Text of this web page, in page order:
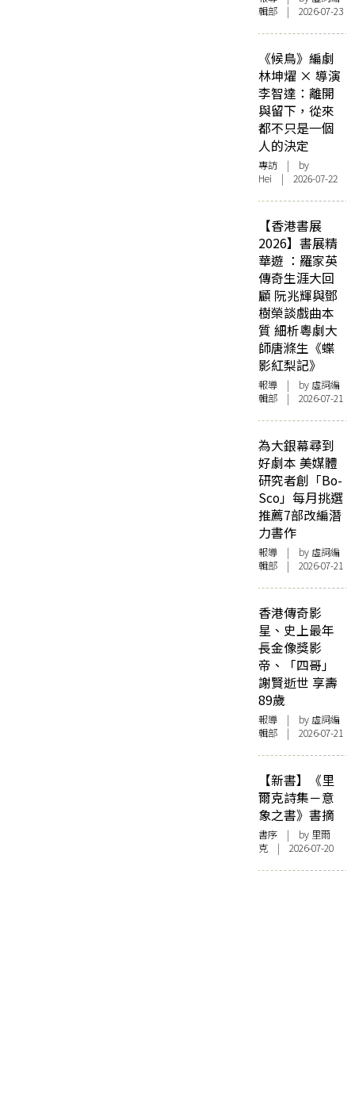
輯部 | 2026-07-23
《候鳥》編劇
林坤燿 × 導演
李智達：離開
與留下，從來
都不只是一個
人的決定
專訪 | by
Hei | 2026-07-22
【香港書展
2026】書展精
華遊 ：羅家英
傳奇生涯大回
顧 阮兆輝與鄧
樹榮談戲曲本
質 細析粵劇大
師唐滌生《蝶
影紅梨記》
報導 | by 虛詞編
輯部 | 2026-07-21
為大銀幕尋到
好劇本 美媒體
研究者創「Bo-
Sco」每月挑選
推薦7部改編潛
力書作
報導 | by 虛詞編
輯部 | 2026-07-21
香港傳奇影
星、史上最年
長金像獎影
帝、「四哥」
謝賢逝世 享壽
89歲
報導 | by 虛詞編
輯部 | 2026-07-21
【新書】《里
爾克詩集－意
象之書》書摘
書序 | by 里爾
克 | 2026-07-20